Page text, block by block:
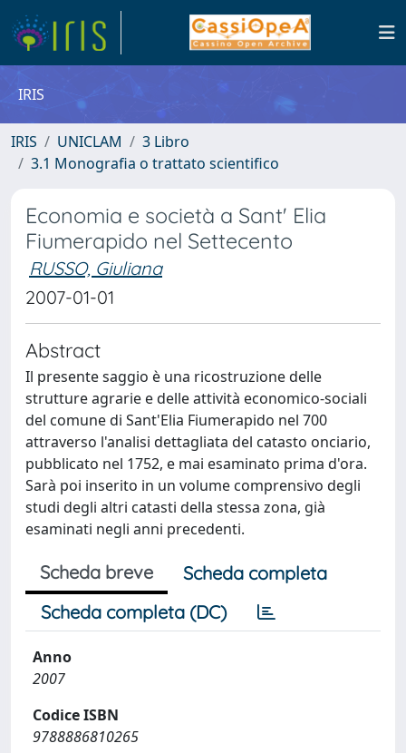
IRIS
IRIS UNICLAM
3 Libro
3.1 Monografia o trattato scientifico
Economia e società a Sant' Elia
Fiumerapido nel Settecento
RUSSO, Giuliana
2007-01-01
Abstract
Il presente saggio è una ricostruzione delle
strutture agrarie e delle attività economico-sociali
del comune di Sant'Elia Fiumerapido nel 700
attraverso l'analisi dettagliata del catasto onciario,
pubblicato nel 1752, e mai esaminato prima d'ora.
Sarà poi inserito in un volume comprensivo degli
studi degli altri catasti della stessa zona, già
esaminati negli anni precedenti.
Scheda breve
Scheda completa
Scheda completa (DC)
Anno
2007
Codice ISBN
9788886810265